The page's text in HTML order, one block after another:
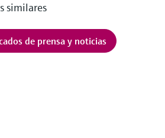
similares
de prensa y noticias